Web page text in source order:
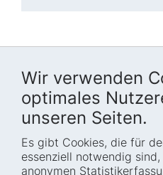
Wir verwenden
optimales
unseren Seiten.
Es gibt Cookies, die für
essenziell notwendig
anonymen
Startseite
Wer wir sind